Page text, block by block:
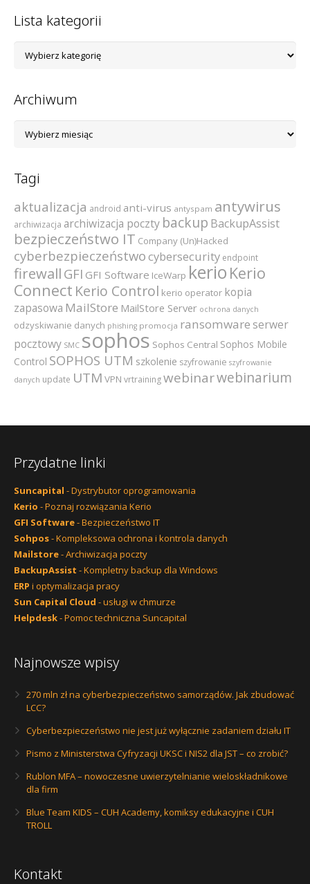
Lista kategorii
kategorii
Archiwum
Tagi
aktualizacja android anti-virus antyspam antywirus
archiwizacja archiwizacja poczty backup BackupAssist
bezpieczeństwo IT Company (Un)Hacked
cyberbezpieczeństwocybersecurity endpoint
firewall GFI GFI Software IceWarp kerio Kerio
Connect Kerio Control kerio operator kopia
zapasowa MailStore MailStore Server ochrona danych
odzyskiwanie danych phishing promocja ransomware serwer
pocztowy SMC sophos Sophos Central Sophos Mobile
Control SOPHOS UTM szkolenie szyfrowanie szyfrowanie
danych update UTM VPN vrtrainingwebinarwebinarium
Przydatne linki
Suncapital - Dystrybutor oprogramowania
Kerio - Poznaj rozwiązania Kerio
GFI Software- Bezpieczeństwo IT
Sohpos- Kompleksowa ochrona i kontrola danych
Mailstore- Archiwizacja poczty
BackupAssist - Kompletny backup dla Windows
ERP i optymalizacja pracy
Sun Capital Cloud - usługi w chmurze
Helpdesk- Pomoc techniczna Suncapital
Najnowsze wpisy
270 mln zł na cyberbezpieczeństwo samorządów. Jak zbudować
LCC?
Cyberbezpieczeństwo nie jest już wyłącznie zadaniem działu IT
Pismo z Ministerstwa Cyfryzacji UKSC i NIS2 dla JST – co zrobić?
Rublon MFA – nowoczesne uwierzytelnianie wieloskładnikowe
dla firm
Blue Team KIDS – CUH Academy, komiksy edukacyjne i CUH
TROLL
Kontakt